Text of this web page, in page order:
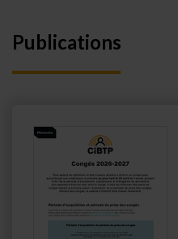
Publications